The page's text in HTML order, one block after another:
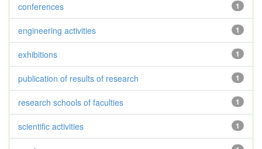
1
conferences
1
engineering activities
1
exhibitions
1
publication of results of research
1
research schools of faculties
1
scientific activities